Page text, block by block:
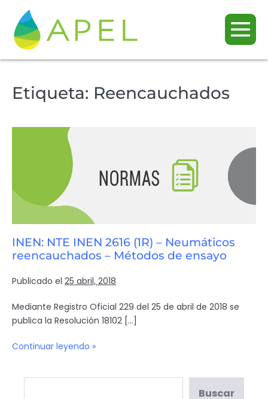
Etiqueta: Reencauchados
INEN: NTE INEN 2616 (1R) – Neumáticos
reencauchados – Métodos de ensayo
Publicado el 25 abril, 2018
Mediante Registro Oficial 229 del 25 de abril de 2018 se
publica la Resolución 18102 […]
Continuar leyendo »
Buscar